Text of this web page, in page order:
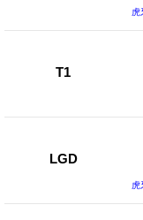
虎
T1
LGD
虎